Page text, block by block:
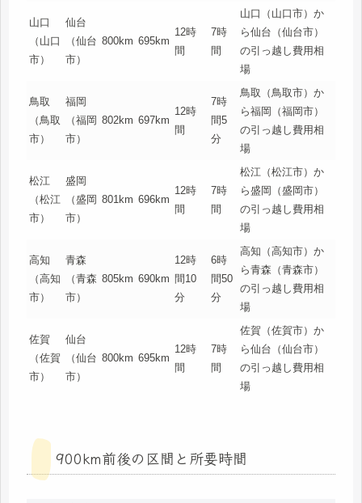
山口
（山口
市）
仙台
（仙台
市）
800km 695km
12時
間
7時
間
山口（山口市）か
ら仙台（仙台市）
の引っ越し費用相
場
鳥取
（鳥取
市）
福岡
（福岡
市）
802km 697km
12時
間
7時
間5
分
鳥取（鳥取市）か
ら福岡（福岡市）
の引っ越し費用相
場
松江
（松江
市）
盛岡
（盛岡
市）
801km 696km
12時
間
7時
間
松江（松江市）か
ら盛岡（盛岡市）
の引っ越し費用相
場
高知
（高知
市）
青森
（青森
市）
805km 690km
12時
間10
分
6時
間50
分
高知（高知市）か
ら青森（青森市）
の引っ越し費用相
場
佐賀
（佐賀
市）
仙台
（仙台
市）
800km 695km
12時
間
7時
間
佐賀（佐賀市）か
ら仙台（仙台市）
の引っ越し費用相
場
900km前後の区間と所要時間